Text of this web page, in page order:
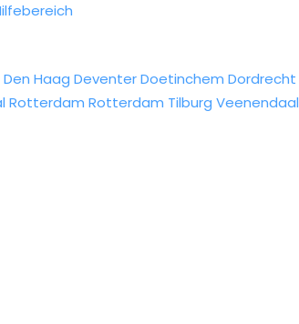
Den Haag DeventerDoetinchem Dordrecht
Rotterdam Rotterdam Tilburg Veenendaal